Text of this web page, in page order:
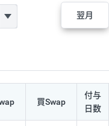
翌月
買Swap
付与
日数